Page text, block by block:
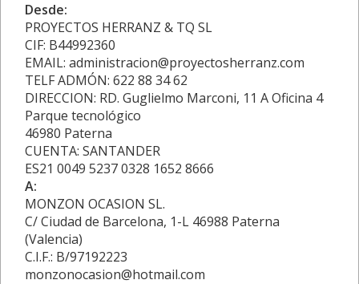
Desde:
PROYECTOS HERRANZ & TQ SL
CIF: B44992360
EMAIL: administracion@proyectosherranz.com
TELF ADMÓN: 622 88 34 62
DIRECCION: RD. Guglielmo Marconi, 11 A Oficina 4
Parque tecnológico
46980 Paterna
CUENTA: SANTANDER
ES21 0049 5237 0328 1652 8666
A:
MONZON OCASION SL.
C/ Ciudad de Barcelona, 1-L 46988 Paterna
(Valencia)
C.I.F.: B/97192223
monzonocasion@hotmail.com